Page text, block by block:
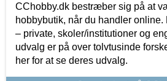
CChobby.dk bestræber sig på at
hobbybutik, når du handler
– private, skoler/institutioner og
udvalg er på over tolvtusinde
her for at se deres udvalg.